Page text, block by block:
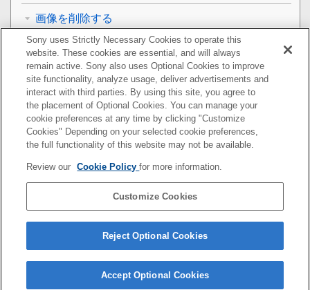
画像を削除する
テレビで見る
カメラのカスタマイズ
ネットワーク機能を使う
パソコンでできること
MENU一覧
使用上のご注意/本機について
故障かな？と思ったら
Sony uses Strictly Necessary Cookies to operate this
website. These cookies are essential, and will always
remain active. Sony also uses Optional Cookies to improve
site functionality, analyze usage, deliver advertisements and
interact with third parties. By using this site, you agree to
the placement of Optional Cookies. You can manage your
cookie preferences at any time by clicking "Customize
Cookies" Depending on your selected cookie preferences,
the full functionality of this website may not be available.
Review our Cookie Policyfor more information.
Customize Cookies
Reject Optional Cookies
Accept Optional Cookies